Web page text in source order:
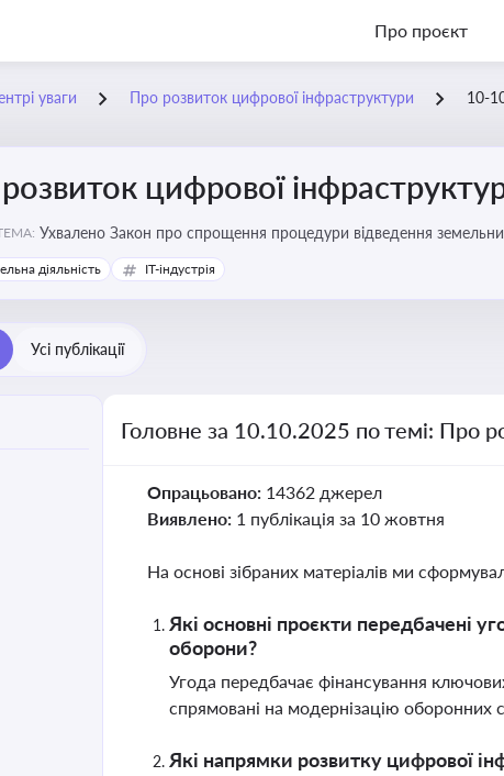
Про проєкт
уваги Про розвиток цифрової інфраструктури 10-
цифрової
Ухвалено Закон про спрощення процедури відведення
діяльність IT-індустрія
Усі публікації
Головне за 10.10.2025 по темі: Про
Опрацьовано: 14362 джерел
Виявлено: 1 публікація за 10 жовтня
На основі зібраних матеріалів ми
Які основні проєкти передбачені
оборони?
Угода передбачає фінансування
спрямовані на модернізацію оборонних
Які напрямки розвитку цифрової